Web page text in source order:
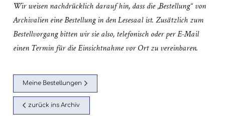
Wir weisen nachdrücklich darauf hin, dass die „Bestellung“ von
Archivalien eine Bestellung in den Lesesaal ist. Zusätzlich zum
Bestellvorgang bitten wir sie also, telefonisch oder per E-Mail
einen Termin für die Einsichtnahme vor Ort zu vereinbaren.
Meine Bestellungen
zurück ins Archiv